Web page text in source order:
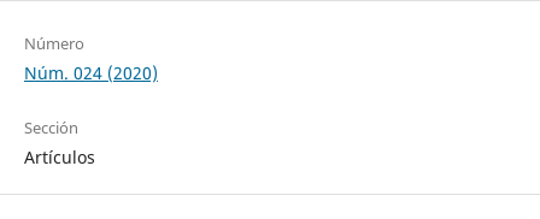
Número
Núm. 024 (2020)
Sección
Artículos